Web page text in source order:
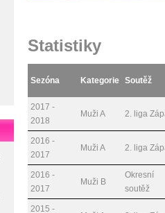
Statistiky
Sezóna Kategorie Soutěž
2017 -
2018
Muži A 2. liga
2016 -
2017
Muži A 2. liga
2016 -
2017
Muži B
Okresní
soutěž
2015 -